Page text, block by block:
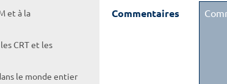
et à la
CRT et les
le monde entier
Commentaires